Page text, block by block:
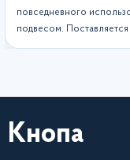
повседневного
подвесом.
Кнопа